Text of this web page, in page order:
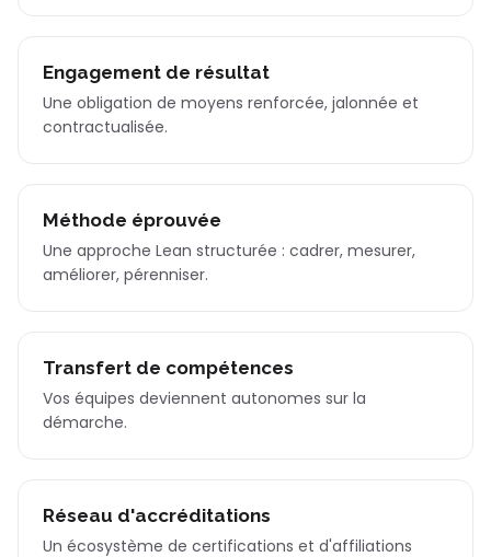
Engagement de résultat
Une obligation de moyens renforcée, jalonnée et
contractualisée.
Méthode éprouvée
Une approche Lean structurée : cadrer, mesurer,
améliorer, pérenniser.
Transfert de compétences
Vos équipes deviennent autonomes sur la
démarche.
Réseau d'accréditations
Un écosystème de certifications et d'affiliations